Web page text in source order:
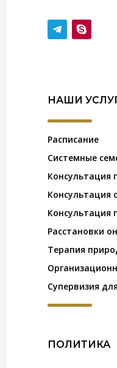
НАШИ
Расписание
Системные
Консультация
Консультация
Консультация
Расстановки
Терапия
Супервизия
ПОЛИТИКА